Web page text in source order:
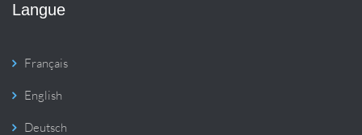
Langue
Français
English
Deutsch